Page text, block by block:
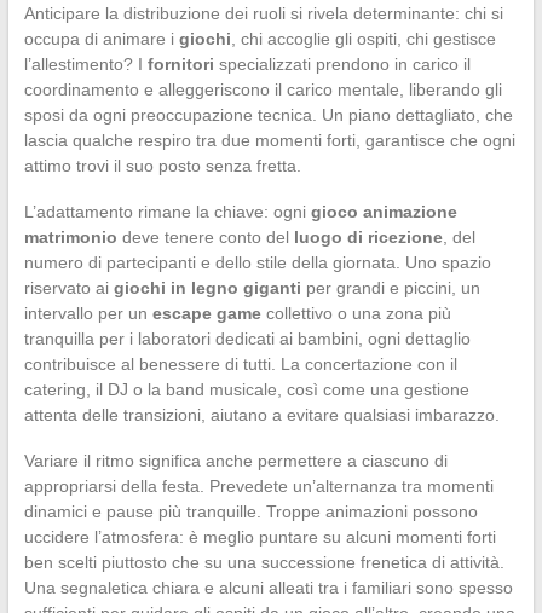
Anticipare la distribuzione dei ruoli si rivela determinante: chi si
occupa di animare i giochi, chi accoglie gli ospiti, chi gestisce
l’allestimento? I fornitori specializzati prendono in carico il
coordinamento e alleggeriscono il carico mentale, liberando gli
sposi da ogni preoccupazione tecnica. Un piano dettagliato, che
lascia qualche respiro tra due momenti forti, garantisce che ogni
attimo trovi il suo posto senza fretta.
L’adattamento rimane la chiave: ogni gioco animazione
matrimonio deve tenere conto del luogo di ricezione, del
numero di partecipanti e dello stile della giornata. Uno spazio
riservato ai giochi in legno giganti per grandi e piccini, un
intervallo per un escape gamecollettivo o una zona più
tranquilla per i laboratori dedicati ai bambini, ogni dettaglio
contribuisce al benessere di tutti. La concertazione con il
catering, il DJ o la band musicale, così come una gestione
attenta delle transizioni, aiutano a evitare qualsiasi imbarazzo.
Variare il ritmo significa anche permettere a ciascuno di
appropriarsi della festa. Prevedete un’alternanza tra momenti
dinamici e pause più tranquille. Troppe animazioni possono
uccidere l’atmosfera: è meglio puntare su alcuni momenti forti
ben scelti piuttosto che su una successione frenetica di attività.
Una segnaletica chiara e alcuni alleati tra i familiari sono spesso